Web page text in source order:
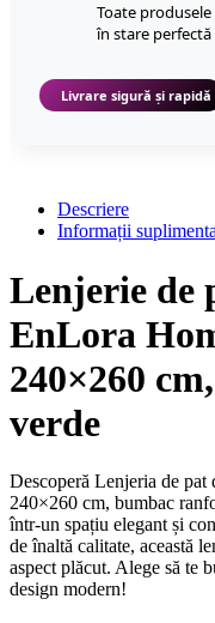
Toate
în stare perfectă
Livrare sigură și rapidă
Descriere
Informații
Lenjerie de
EnLora
240×260
verde
Descoperă Lenjeria de
240×260 cm, bumbac
într-un spațiu elegant și
de înaltă calitate, această
aspect plăcut. Alege să te
design modern!